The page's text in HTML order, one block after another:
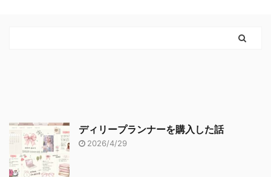
ディリープランナーを購入した話
2026/4/29